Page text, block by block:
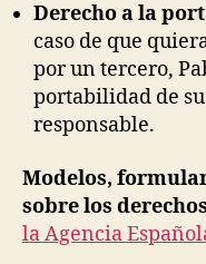
Derecho a la
caso de que
por un tercero,
portabilidad de
responsable.
Modelos,
sobre los
la Agencia